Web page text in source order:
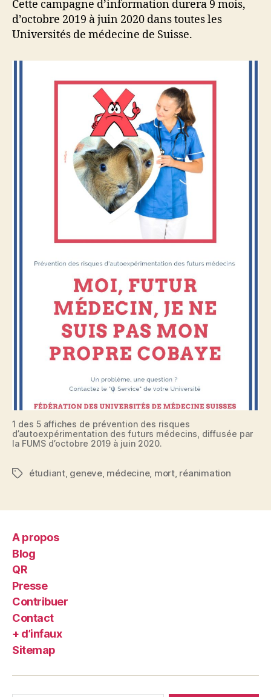
Cette campagne d’information durera 9 mois,
d’octobre 2019 à juin 2020 dans toutes les
Universités de médecine de Suisse.
1 des 5 affiches de prévention des risques
d’autoexpérimentation des futurs médecins, diffusée par
la FUMS d’octobre 2019 à juin 2020.
Étiquettes
étudiant, geneve, médecine, mort, réanimation
A propos
Blog
QR
Presse
Contribuer
Contact
+ d’infaux
Sitemap